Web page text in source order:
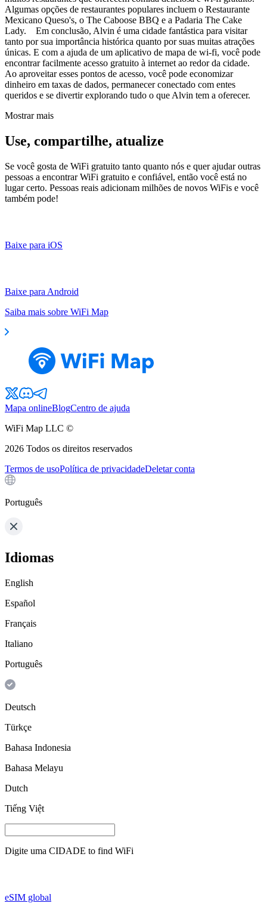
Algumas opções de restaurantes populares incluem o Restaurante
Mexicano Queso's, o The Caboose BBQ e a Padaria The Cake
Lady. Em conclusão, Alvin é uma cidade fantástica para visitar
tanto por sua importância histórica quanto por suas muitas atrações
únicas. E com a ajuda de um aplicativo de mapa de wi-fi, você pode
encontrar facilmente acesso gratuito à internet ao redor da cidade.
Ao aproveitar esses pontos de acesso, você pode economizar
dinheiro em taxas de dados, permanecer conectado com entes
queridos e se divertir explorando tudo o que Alvin tem a oferecer.
Mostrar mais
Use, compartilhe, atualize
Se você gosta de WiFi gratuito tanto quanto nós e quer ajudar outras
pessoas a encontrar WiFi gratuito e confiável, então você está no
lugar certo. Pessoas reais adicionam milhões de novos WiFis e você
também pode!
Baixe para iOS
Baixe para Android
Saiba mais sobre WiFi Map
Mapa onlineBlogCentro de ajuda
WiFi Map LLC ©
2026 Todos os direitos reservados
Termos de usoPolítica de privacidadeDeletar conta
Português
Idiomas
English
Español
Français
Italiano
Português
Deutsch
Türkçe
Bahasa Indonesia
Bahasa Melayu
Dutch
Tiếng Việt
Digite uma CIDADE to find WiFi
eSIM global